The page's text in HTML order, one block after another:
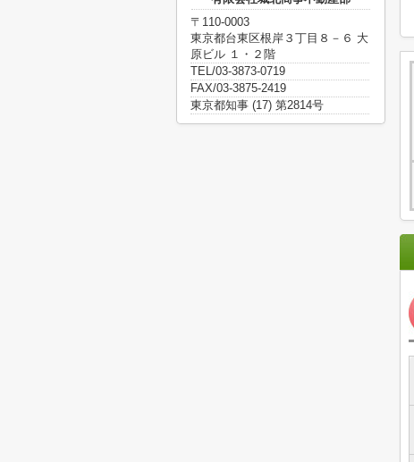
〒110-0003
東京都台東区根岸３丁目８－６ 大
原ビル １・２階
TEL/03-3873-0719
FAX/03-3875-2419
東京都知事 (17) 第2814号